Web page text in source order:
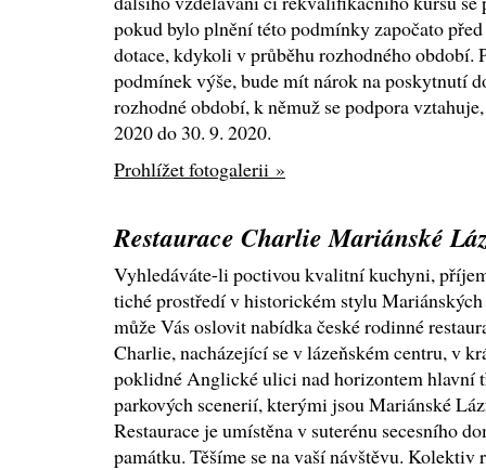
pokud bylo plnění této podmínky započato
dotace, kdykoli v průběhu rozhodného období.
podmínek výše, bude mít nárok na poskytnutí
rozhodné období, k němuž se podpora
2020 do 30. 9. 2020.
Prohlížet fotogalerii »
Restaurace Charlie Mariánské
Vyhledáváte-li poctivou kvalitní kuchyni,
tiché prostředí v historickém stylu
může Vás oslovit nabídka české rodinné
Charlie, nacházející se v lázeňském centru, v
poklidné Anglické ulici nad horizontem hlavní
parkových scenerií, kterými jsou Mariánské
Restaurace je umístěna v suterénu secesního
památku. Těšíme se na vaší návštěvu. Kolektiv